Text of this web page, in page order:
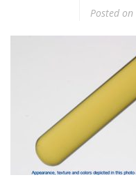
Posted on